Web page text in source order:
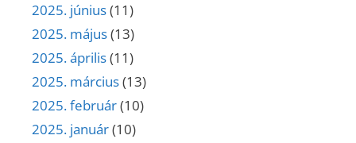
2025. június(11)
2025. május(13)
2025. április(11)
2025. március(13)
2025. február(10)
2025. január(10)